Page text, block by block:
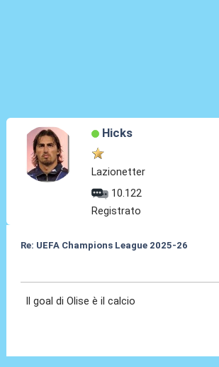
Hicks
Lazionetter
10.122
Registrato
Re: UEFA Champions League 2025-26
Il goal di Olise è il calcio